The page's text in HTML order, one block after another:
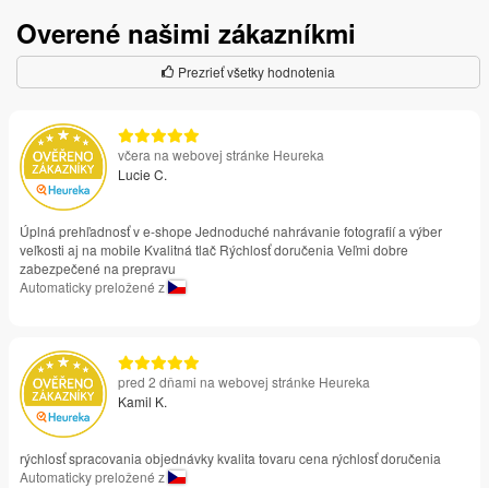
Overené našimi zákazníkmi
Prezrieť všetky hodnotenia
včera na webovej stránke Heureka
Lucie C.
Úplná prehľadnosť v e-shope Jednoduché nahrávanie fotografií a výber
veľkosti aj na mobile Kvalitná tlač Rýchlosť doručenia Veľmi dobre
zabezpečené na prepravu
Automaticky preložené z
pred 2 dňami na webovej stránke Heureka
Kamil K.
rýchlosť spracovania objednávky kvalita tovaru cena rýchlosť doručenia
Automaticky preložené z